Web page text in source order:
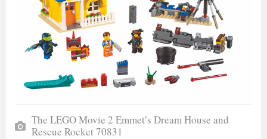
The LEGO Movie 2 Emmet’s Dream House and
Rescue Rocket 70831